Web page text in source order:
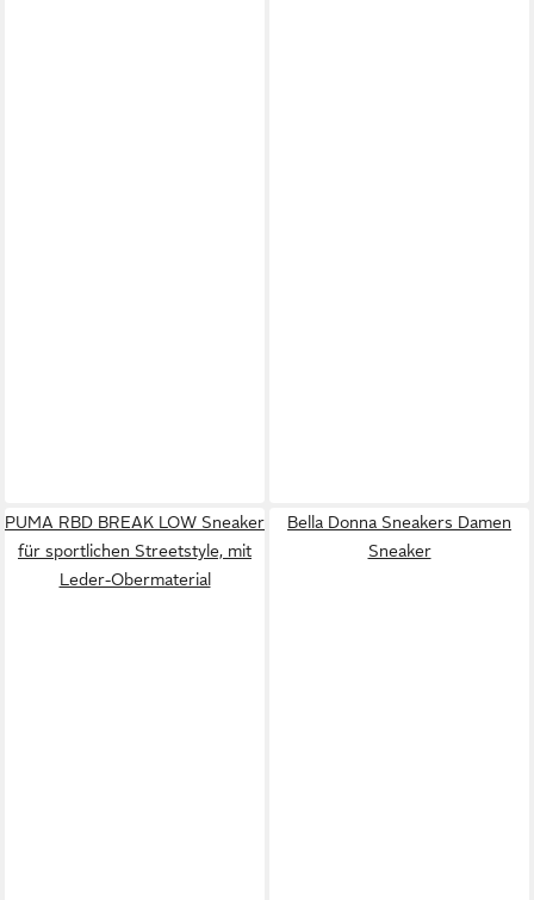
PUMA RBD BREAK LOW Sneaker
für sportlichen Streetstyle, mit
Leder-Obermaterial
Bella Donna Sneakers Damen
Sneaker